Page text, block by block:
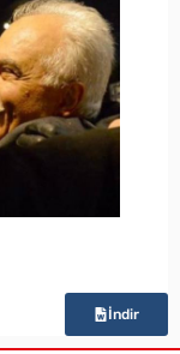
İndir